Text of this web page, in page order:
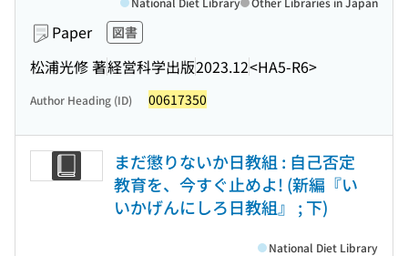
Paper 図書
松浦光修 著経営科学出版2023.12<HA5-R6>
Author Heading (ID) 00617350
まだ懲りないか日教組 : 自己否定
教育を、今すぐ止めよ! (新編『い
いかげんにしろ日教組』 ; 下)
National Diet Library